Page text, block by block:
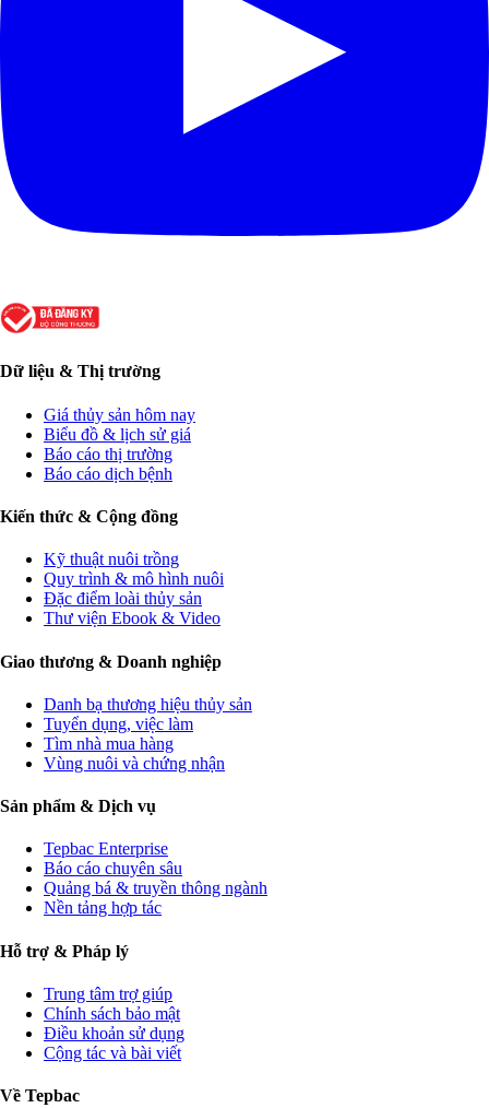
Dữ liệu & Thị trường
Giá thủy sản hôm nay
Biểu đồ & lịch sử giá
Báo cáo thị trường
Báo cáo dịch bệnh
Kiến thức & Cộng đồng
Kỹ thuật nuôi trồng
Quy trình & mô hình nuôi
Đặc điểm loài thủy sản
Thư viện Ebook & Video
Giao thương & Doanh nghiệp
Danh bạ thương hiệu thủy sản
Tuyển dụng, việc làm
Tìm nhà mua hàng
Vùng nuôi và chứng nhận
Sản phẩm & Dịch vụ
Tepbac Enterprise
Báo cáo chuyên sâu
Quảng bá & truyền thông ngành
Nền tảng hợp tác
Hỗ trợ & Pháp lý
Trung tâm trợ giúp
Chính sách bảo mật
Điều khoản sử dụng
Cộng tác và bài viết
Về Tepbac